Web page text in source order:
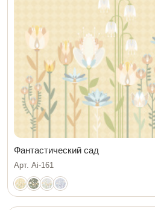
Фантастический сад
Арт. Ai-161